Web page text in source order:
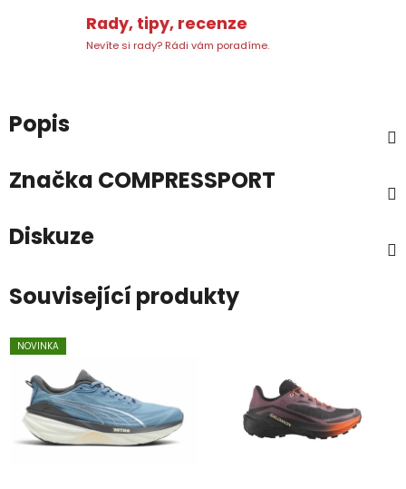
Rady, tipy, recenze
Nevíte si rady? Rádi vám poradíme.
Popis
Značka COMPRESSPORT
Diskuze
Související produkty
NOVINKA